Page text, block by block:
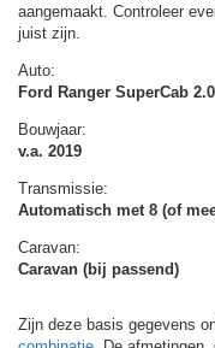
aangemaakt. Controleer
juist zijn.
Auto:
Ford Ranger SuperCab
Bouwjaar:
v.a. 2019
Transmissie:
Automatisch met 8 (of
Caravan:
Caravan (bij passend)
Zijn deze basis gegevens